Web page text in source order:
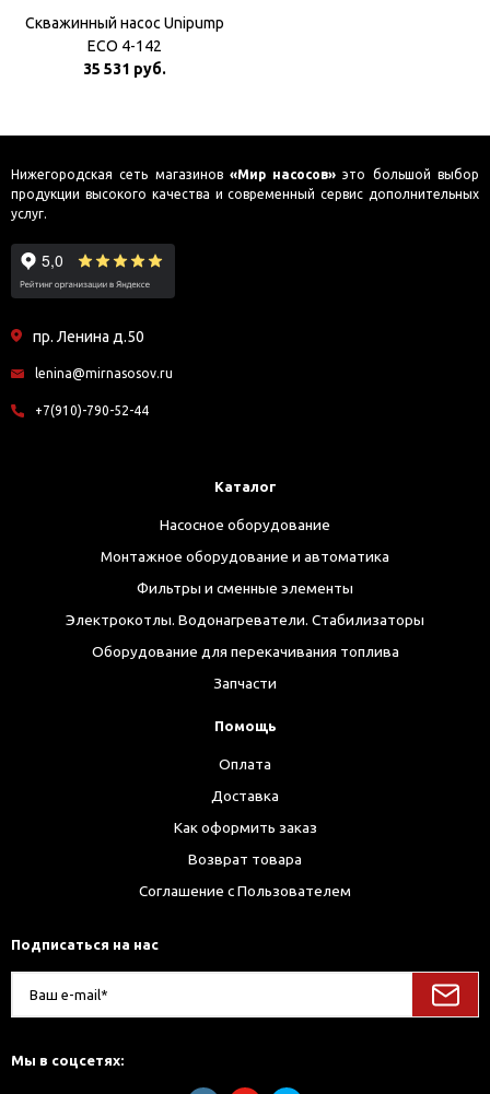
Скважинный насос Unipump
ECO 4-142
35 531 руб.
Нижегородская сеть магазинов «Мир насосов» это большой выбор
продукции высокого качества и современный сервис дополнительных
услуг.
пр. Ленина д.50
lenina@mirnasosov.ru
+7(910)-790-52-44
Каталог
Насосное оборудование
Монтажное оборудование и автоматика
Фильтры и сменные элементы
Электрокотлы. Водонагреватели. Стабилизаторы
Оборудование для перекачивания топлива
Запчасти
Помощь
Оплата
Доставка
Как оформить заказ
Возврат товара
Соглашение с Пользователем
Подписаться на нас
Мы в соцсетях: